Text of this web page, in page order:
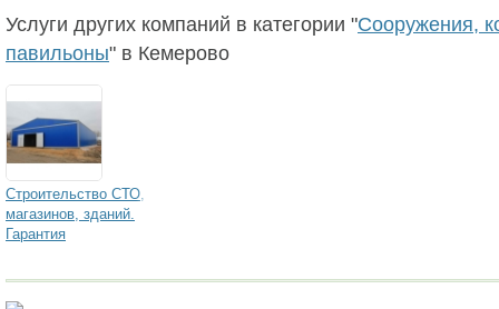
Услуги других компаний в категории "Сооружения,
павильоны" в Кемерово
Строительство СТО,
магазинов, зданий.
Гарантия